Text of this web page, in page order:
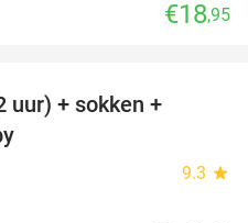
€18,95
uur) + sokken +
9.3 star